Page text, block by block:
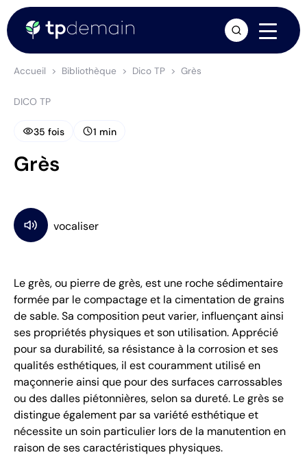
Accueil Bibliothèque Dico TP Grès
DICO TP
visibility35 fois schedule1 min
Grès
Le grès, ou pierre de grès, est une roche sédimentaire
formée par le compactage et la cimentation de grains
de sable. Sa composition peut varier, influençant ainsi
ses propriétés physiques et son utilisation. Apprécié
pour sa durabilité, sa résistance à la corrosion et ses
qualités esthétiques, il est couramment utilisé en
maçonnerie ainsi que pour des surfaces carrossables
ou des dalles piétonnières, selon sa dureté. Le grès se
distingue également par sa variété esthétique et
nécessite un soin particulier lors de la manutention en
raison de ses caractéristiques physiques.
arrow_forward